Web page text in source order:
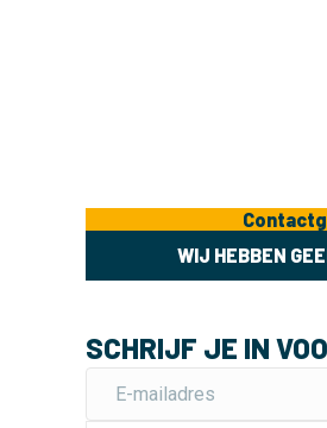
WIJ HEBBEN
SCHRIJF JE IN